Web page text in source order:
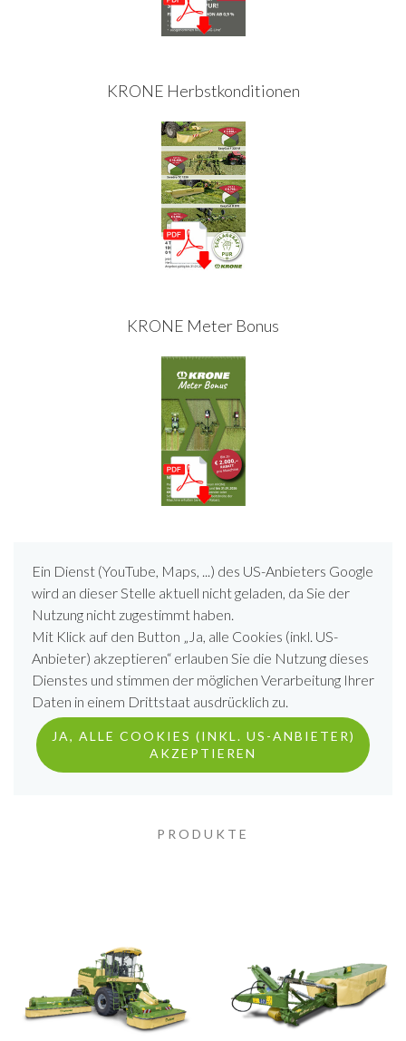
KRONE Herbstkonditionen
KRONE Meter Bonus
Ein Dienst (YouTube, Maps, ...) des US-Anbieters Google
wird an dieser Stelle aktuell nicht geladen, da Sie der
Nutzung nicht zugestimmt haben.
Mit Klick auf den Button „Ja, alle Cookies (inkl. US-
Anbieter) akzeptieren“ erlauben Sie die Nutzung dieses
Dienstes und stimmen der möglichen Verarbeitung Ihrer
Daten in einem Drittstaat ausdrücklich zu.
JA, ALLE COOKIES (INKL. US-ANBIETER)
AKZEPTIEREN
PRODUKTE